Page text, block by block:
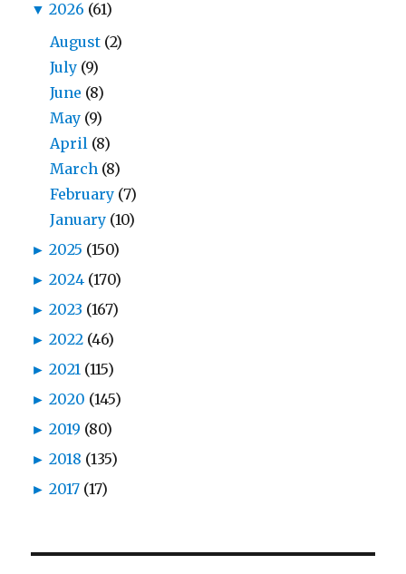
▼ 2026 (61)
August (2)
July (9)
June (8)
May (9)
April (8)
March (8)
February (7)
January (10)
► 2025 (150)
► 2024 (170)
► 2023 (167)
► 2022 (46)
► 2021 (115)
► 2020 (145)
► 2019 (80)
► 2018 (135)
► 2017 (17)